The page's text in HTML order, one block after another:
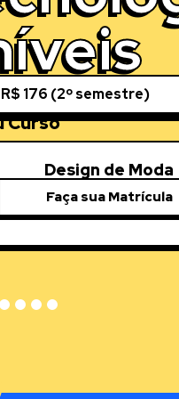
176 (2º semestre)
Curso
Design de Moda
Faça sua Matrícula
10